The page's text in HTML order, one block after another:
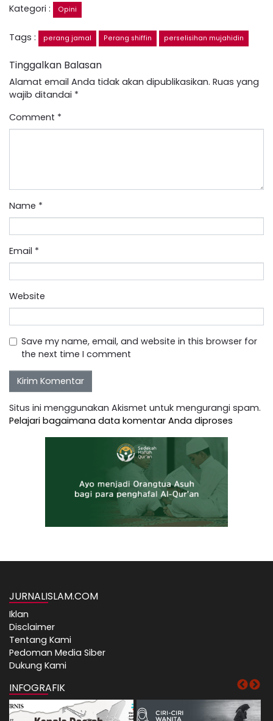
Kategori : Opini
Tags : perang jamal Perang shiffin perselisihan mujahidin
Tinggalkan Balasan
Alamat email Anda tidak akan dipublikasikan. Ruas yang
wajib ditandai *
Comment *
Name *
Email *
Website
Save my name, email, and website in this browser for
the next time I comment
Situs ini menggunakan Akismet untuk mengurangi spam.
Pelajari bagaimana data komentar Anda diproses
JURNALISLAM.COM
Iklan
Disclaimer
Tentang Kami
Pedoman Media Siber
Dukung Kami
INFOGRAFIK